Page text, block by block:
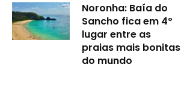
Noronha: Baía do
Sancho fica em 4º
lugar entre as
praias mais bonitas
do mundo